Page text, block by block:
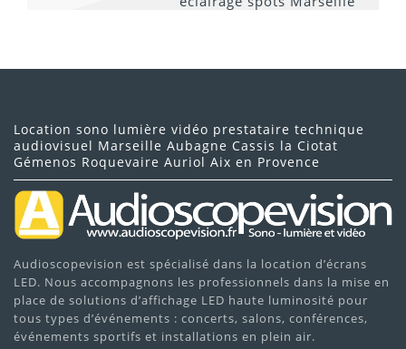
Location sono lumière vidéo prestataire technique
audiovisuel Marseille Aubagne Cassis la Ciotat
Gémenos Roquevaire Auriol Aix en Provence
Audioscopevision est spécialisé dans la location d’écrans
LED. Nous accompagnons les professionnels dans la mise en
place de solutions d’affichage LED haute luminosité pour
tous types d’événements : concerts, salons, conférences,
événements sportifs et installations en plein air.